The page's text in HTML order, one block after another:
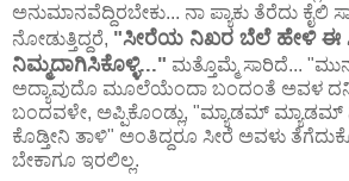
ಅನುಮಾನವೆದ್ದಿರಬೇಕು... ನಾ ಪ್ಯಾಕು ತೆರೆದು
ನೋಡುತ್ತಿದ್ದರೆ, "ಸೀರೆಯ ನಿಖರ ಬೆಲೆ ಹೇಳಿ ಈ
ನಿಮ್ಮದಾಗಿಸಿಕೊಳ್ಳಿ..." ಮತ್ತೊಮ್ಮೆ ಸಾರಿದೆ...
ಅದ್ಯಾವುದೊ ಮೂಲೆಯೆಂದಾ ಬಂದಂತೆ ಅವಳ
ಬಂದವಳೇ, ಅಪ್ಪಿಕೊಂಡ್ಲು, "ಮ್ಯಾಡಮ್ ಮ್ಯಾಡಮ್
ಕೊಡ್ತೀನಿ ತಾಳಿ" ಅಂತಿದ್ದರೂ ಸೀರೆ ಅವಳು
ಬೇಕಾಗೂ ಇರಲಿಲ್ಲ.